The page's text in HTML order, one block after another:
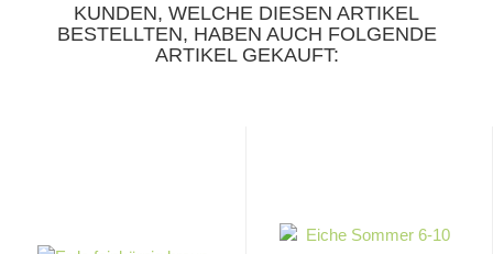
KUNDEN, WELCHE DIESEN ARTIKEL
BESTELLTEN, HABEN AUCH FOLGENDE
ARTIKEL GEKAUFT: